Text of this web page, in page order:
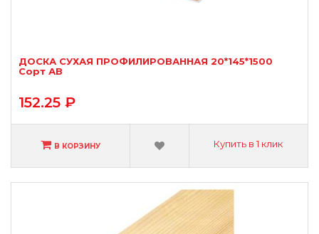
ДОСКА СУХАЯ ПРОФИЛИРОВАННАЯ 20*145*1500
Сорт АВ
152.25 ₽
В КОРЗИНУ Купить в 1 клик